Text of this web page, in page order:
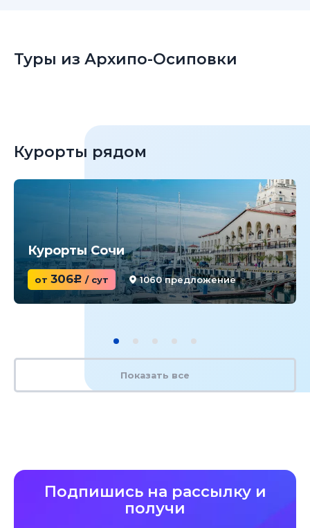
Туры из Архипо-Осиповки
Курорты рядом
Курорты Сочи
от 306c / сут 1060 предложение
Показать все
Подпишись на рассылку и
получи